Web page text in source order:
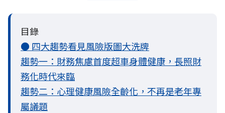
目錄
● 四大趨勢看見風險版圖大洗牌
趨勢一：財務焦慮首度超車身體健康，長照財
務化時代來臨
趨勢二：心理健康風險全齡化，不再是老年專
屬議題